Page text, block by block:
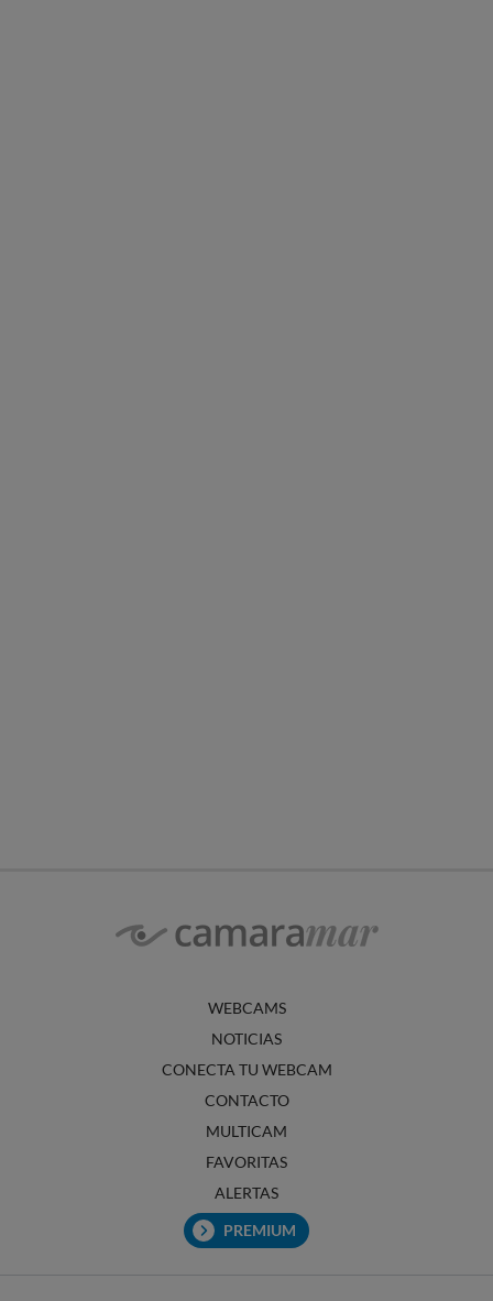
WEBCAMS
NOTICIAS
CONECTA TU WEBCAM
CONTACTO
MULTICAM
FAVORITAS
ALERTAS
PREMIUM